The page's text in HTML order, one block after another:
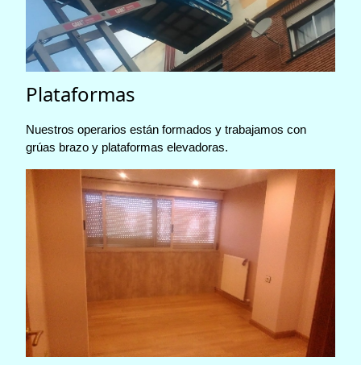
Plataformas
Nuestros operarios están formados y trabajamos con
grúas brazo y plataformas elevadoras.